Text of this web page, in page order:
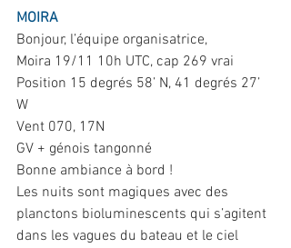
MOIRA
Bonjour, l’équipe organisatrice,
Moira 19/11 10h UTC, cap 269 vrai
Position 15 degrés 58’ N, 41 degrés 27’
W
Vent 070, 17N
GV + génois tangonné
Bonne ambiance à bord !
Les nuits sont magiques avec des
planctons bioluminescents qui s’agitent
dans les vagues du bateau et le ciel